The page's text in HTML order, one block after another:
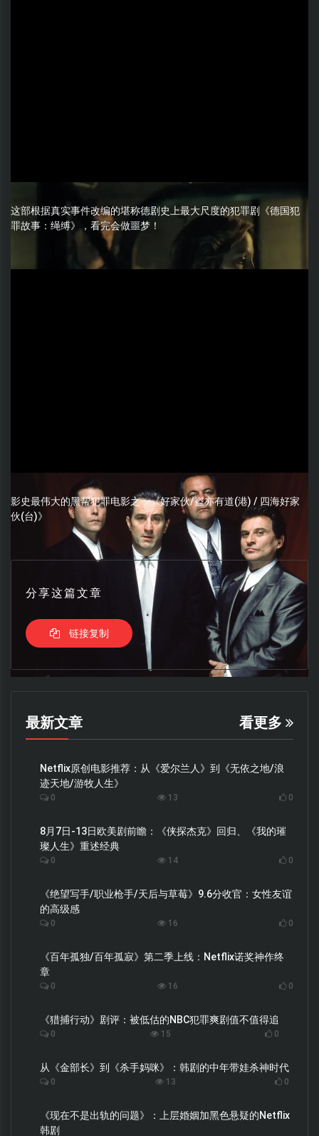
这部根据真实事件改编的堪称德剧史上最大尺度的犯罪剧《德国犯
罪故事：绳缚》，看完会做噩梦！
影史最伟大的黑帮犯罪电影之一《好家伙/盗亦有道(港) / 四海好家
伙(台)》
分享这篇文章
链接复制
最新文章 看更多
Netflix原创电影推荐：从《爱尔兰人》到《无依之地/浪
迹天地/游牧人生》
0 13 0
8月7日-13日欧美剧前瞻：《侠探杰克》回归、《我的璀
璨人生》重述经典
0 14 0
《绝望写手/职业枪手/天后与草莓》9.6分收官：女性友谊
的高级感
0 16 0
《百年孤独/百年孤寂》第二季上线：Netflix诺奖神作终
章
0 16 0
《猎捕行动》剧评：被低估的NBC犯罪爽剧值不值得追
0 15 0
从《金部长》到《杀手妈咪》：韩剧的中年带娃杀神时代
0 13 0
《现在不是出轨的问题》：上层婚姻加黑色悬疑的Netflix
韩剧